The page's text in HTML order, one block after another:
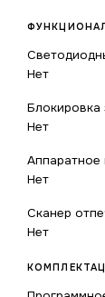
Нет
Блокировка
Нет
Нет
Сканер
Нет